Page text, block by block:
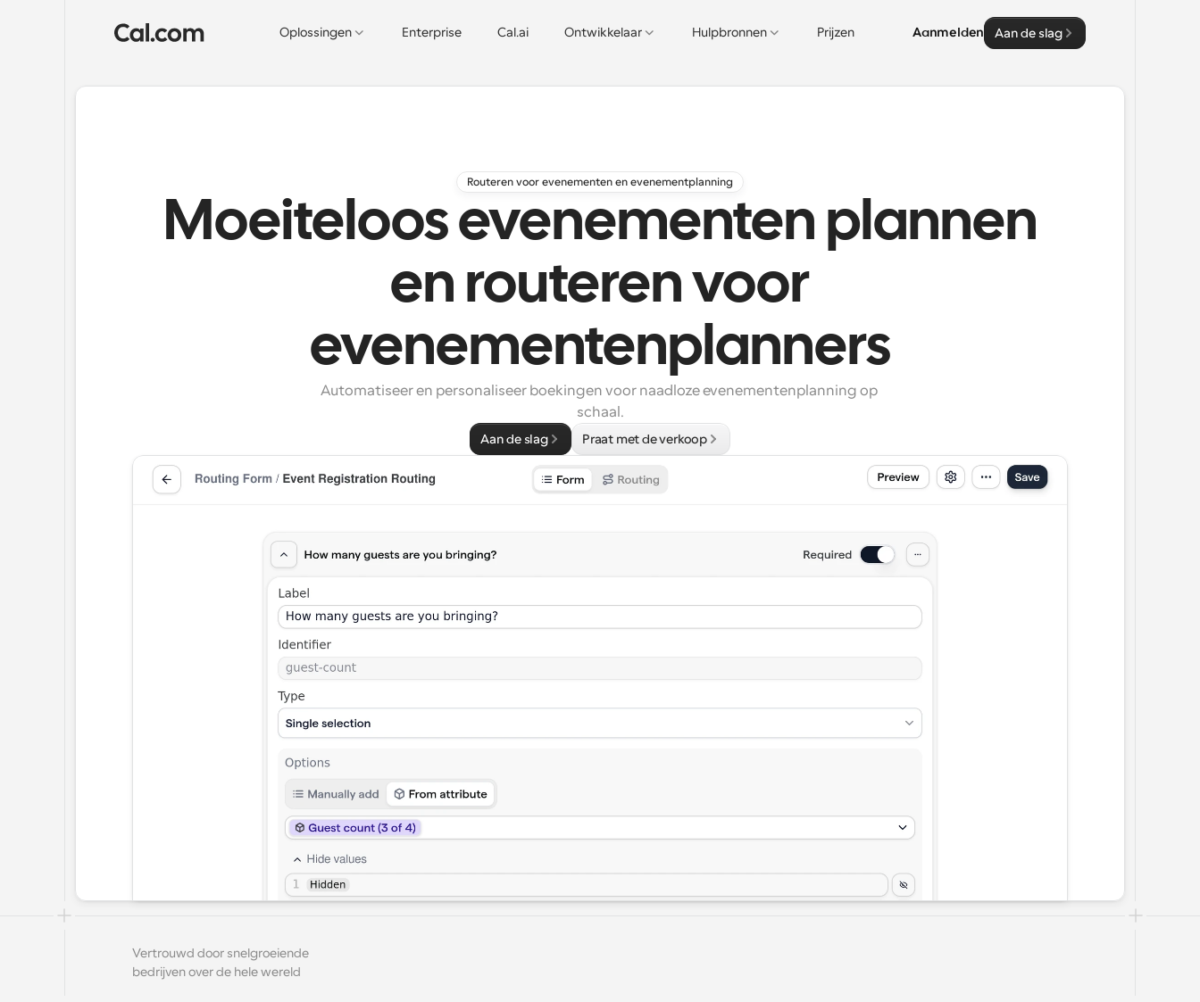
Oplossingen Enterprise Cal.ai Ontwikkelaar Hulpbronnen Prijzen Aanmelden Aan de slag
Routeren voor evenementen en evenementplanning
Moeiteloos evenementen plannen
en routeren voor
evenementenplanners
Automatiseer en personaliseer boekingen voor naadloze evenementenplanning op
schaal.
Aan de slag Praat met de verkoop
Vertrouwd door snelgroeiende
bedrijven over de hele wereld